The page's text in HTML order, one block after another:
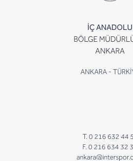
İÇ ANADOLU
BÖLGE
ANKARA
ANKARA -
T. 0 216 632 44
F. 0 216 634 32